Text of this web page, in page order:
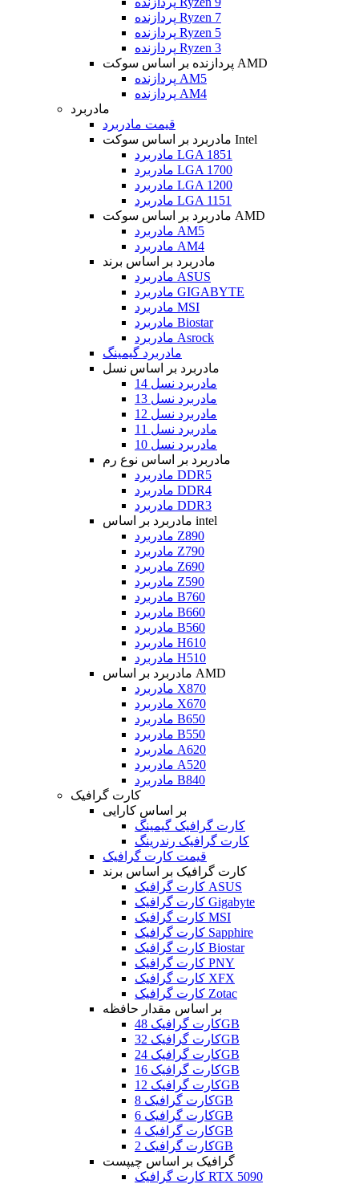
پردازنده Ryzen 7
پردازنده Ryzen 5
پردازنده Ryzen 3
پردازنده بر اساس سوکت AMD
پردازنده AM5
پردازنده AM4
مادربرد
قیمت مادربرد
مادربرد بر اساس سوکت Intel
مادربرد LGA 1851
مادربرد LGA 1700
مادربرد LGA 1200
مادربرد LGA 1151
مادربرد بر اساس سوکت AMD
مادربرد AM5
مادربرد AM4
مادربرد بر اساس برند
مادربرد ASUS
مادربرد GIGABYTE
مادربرد MSI
مادربرد Biostar
مادربرد Asrock
مادربرد گیمینگ
مادربرد بر اساس نسل
مادربرد نسل 14
مادربرد نسل 13
مادربرد نسل 12
مادربرد نسل 11
مادربرد نسل 10
مادربرد بر اساس نوع رم
مادربرد DDR5
مادربرد DDR4
مادربرد DDR3
مادربرد بر اساس intel
مادربرد Z890
مادربرد Z790
مادربرد Z690
مادربرد Z590
مادربرد B760
مادربرد B660
مادربرد B560
مادربرد H610
مادربرد H510
مادربرد بر اساس AMD
مادربرد X870
مادربرد X670
مادربرد B650
مادربرد B550
مادربرد A620
مادربرد A520
مادربرد B840
کارت گرافیک
بر اساس کارایی
کارت گرافیک گیمینگ
کارت گرافیک رندرینگ
قیمت کارت گرافیک
کارت گرافیک بر اساس برند
کارت گرافیک ASUS
کارت گرافیک Gigabyte
کارت گرافیک MSI
کارت گرافیک Sapphire
کارت گرافیک Biostar
کارت گرافیک PNY
کارت گرافیک XFX
کارت گرافیک Zotac
بر اساس مقدار حافظه
کارت گرافیک 48GB
کارت گرافیک 32GB
کارت گرافیک 24GB
کارت گرافیک 16GB
کارت گرافیک 12GB
کارت گرافیک 8GB
کارت گرافیک 6GB
کارت گرافیک 4GB
کارت گرافیک 2GB
گرافیک بر اساس چیپست
کارت گرافیک RTX 5090